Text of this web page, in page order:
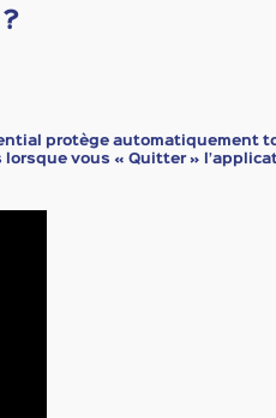
protège automatiquement
vous « Quitter »